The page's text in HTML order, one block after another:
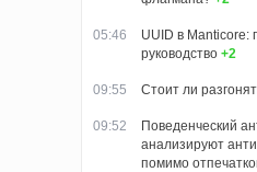
05:46
UUID в Manticore:
руководство +2
09:55 Стоит ли
09:52
Поведенческий
анализируют
помимо